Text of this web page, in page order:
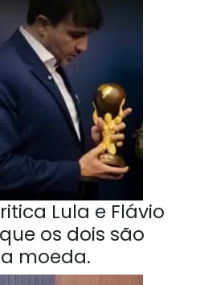
Lula e Flávio
os dois são
moeda.